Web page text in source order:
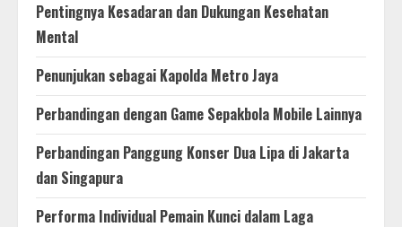
Pentingnya Kesadaran dan Dukungan Kesehatan
Mental
Penunjukan sebagai Kapolda Metro Jaya
Perbandingan dengan Game Sepakbola Mobile Lainnya
Perbandingan Panggung Konser Dua Lipa di Jakarta
dan Singapura
Performa Individual Pemain Kunci dalam Laga